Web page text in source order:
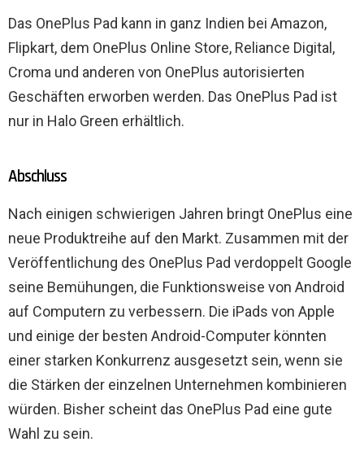
Das OnePlus Pad kann in ganz Indien bei Amazon,
Flipkart, dem OnePlus Online Store, Reliance Digital,
Croma und anderen von OnePlus autorisierten
Geschäften erworben werden. Das OnePlus Pad ist
nur in Halo Green erhältlich.
Abschluss
Nach einigen schwierigen Jahren bringt OnePlus eine
neue Produktreihe auf den Markt. Zusammen mit der
Veröffentlichung des OnePlus Pad verdoppelt Google
seine Bemühungen, die Funktionsweise von Android
auf Computern zu verbessern. Die iPads von Apple
und einige der besten Android-Computer könnten
einer starken Konkurrenz ausgesetzt sein, wenn sie
die Stärken der einzelnen Unternehmen kombinieren
würden. Bisher scheint das OnePlus Pad eine gute
Wahl zu sein.